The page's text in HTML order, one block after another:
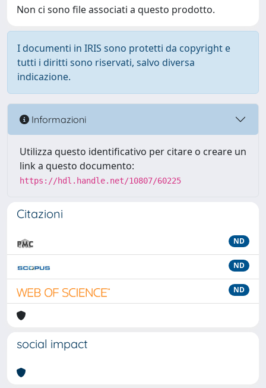
Non ci sono file associati a questo prodotto.
I documenti in IRIS sono protetti da copyright e
tutti i diritti sono riservati, salvo diversa
indicazione.
Informazioni
Utilizza questo identificativo per citare o creare un
link a questo documento:
https://hdl.handle.net/10807/60225
Citazioni
ND
ND
ND
social impact